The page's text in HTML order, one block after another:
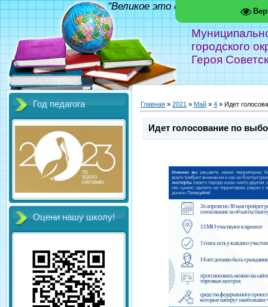
городского
Героя
"Великое это дело - школа!"
Год педагога
Оцени нашу школу!
Главная » 2021 » Май » 4 » Идет
Идет голосование по